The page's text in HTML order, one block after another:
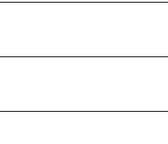
ブ
ンワン